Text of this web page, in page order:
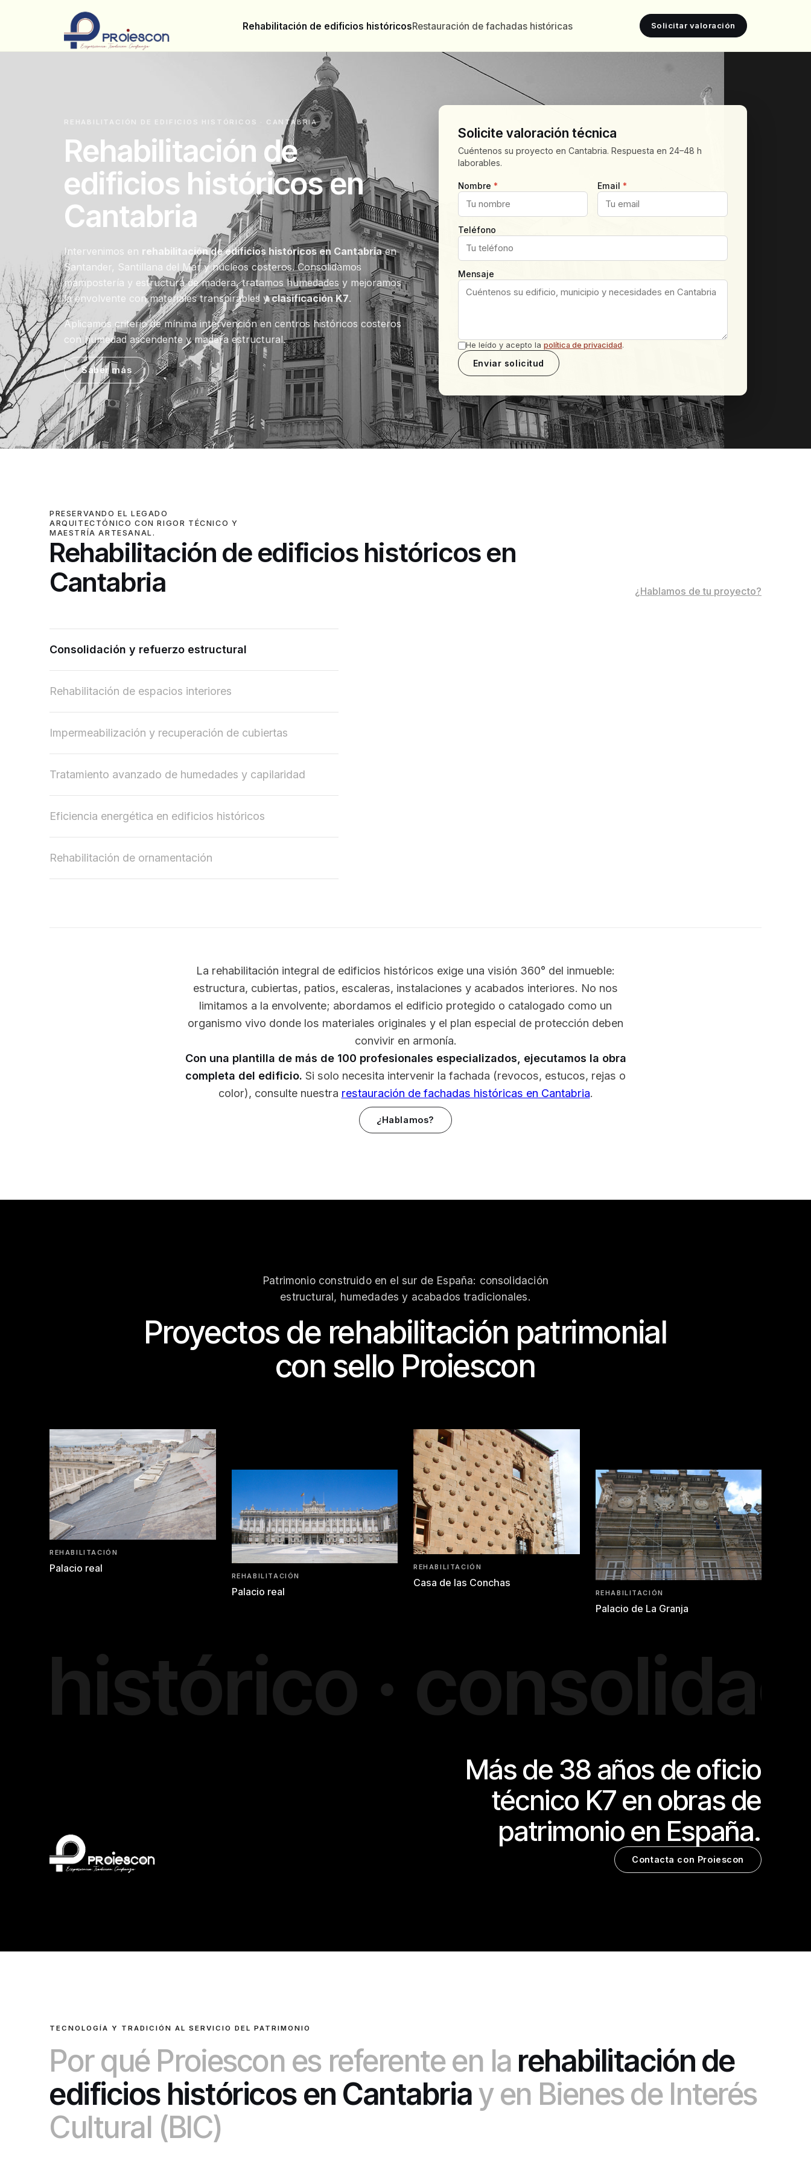
Rehabilitación de edificios históricosRestauración de fachadas históricas Solicitar valoración
REHABILITACIÓN DE EDIFICIOS HISTÓRICOS · CANTABRIA
Rehabilitación de
edificios históricos en
Cantabria
Intervenimos en rehabilitación de edificios históricos en Cantabriaen
Santander, Santillana del Mar y núcleos costeros. Consolidamos
mampostería y estructura de madera, tratamos humedades y mejoramos
la envolvente con materiales transpirables yclasificación K7.
Aplicamos criterio de mínima intervención en centros históricos costeros
con humedad ascendente y madera estructural.
Saber más
Solicite valoración técnica
Cuéntenos su proyecto en Cantabria. Respuesta en 24–48 h
laborables.
Nombre * Email *
Teléfono
Mensaje
He leído y acepto la política de privacidad.
Enviar solicitud
PRESERVANDO EL LEGADO
ARQUITECTÓNICO CON RIGOR TÉCNICO Y
MAESTRÍA ARTESANAL.
Rehabilitación de edificios históricos en
Cantabria
¿Hablamos de tu proyecto?
Consolidación y refuerzo estructural
Rehabilitación de espacios interiores
Impermeabilización y recuperación de cubiertas
Tratamiento avanzado de humedades y capilaridad
Eficiencia energética en edificios históricos
Rehabilitación de ornamentación
La rehabilitación integral de edificios históricos exige una visión 360° del inmueble:
estructura, cubiertas, patios, escaleras, instalaciones y acabados interiores. No nos
limitamos a la envolvente; abordamos el edificio protegido o catalogado como un
organismo vivo donde los materiales originales y el plan especial de protección deben
convivir en armonía.
Con una plantilla de más de 100 profesionales especializados, ejecutamos la obra
completa del edificio. Si solo necesita intervenir la fachada (revocos, estucos, rejas o
color), consulte nuestra restauración de fachadas históricas en Cantabria.
¿Hablamos?
Patrimonio construido en el sur de España: consolidación
estructural, humedades y acabados tradicionales.
Proyectos de rehabilitación patrimonial
con sello Proiescon
REHABILITACIÓN
Palacio real
REHABILITACIÓN
Palacio real
REHABILITACIÓN
Casa de las Conchas
REHABILITACIÓN
Palacio de La Granja
·
Más de 38 años de oficio
técnico K7 en obras de
patrimonio en España.
Contacta con Proiescon
TECNOLOGÍA Y TRADICIÓN AL SERVICIO DEL PATRIMONIO
Por qué Proiescon es referente en la rehabilitación de
edificios históricos en Cantabriay en Bienes de Interés
Cultural (BIC)